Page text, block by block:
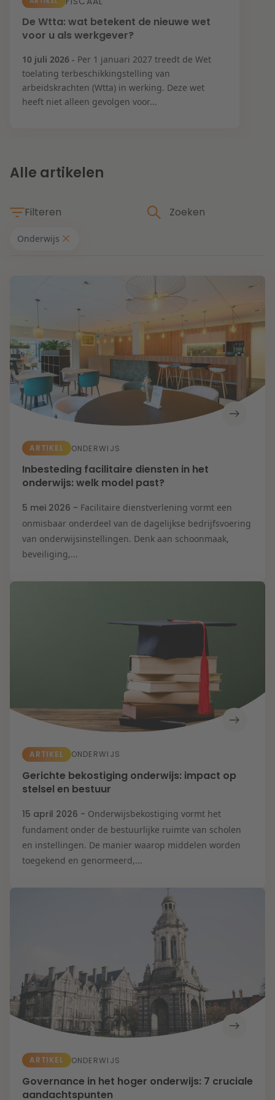
Herstructurering & Insolventie
Energie
Zorg & Sociaal domein
Overheid & Omgeving
Aanbesteding & Mededinging
Litigation
Onderwijs
Dichtbij de kansen en uitdagingen in de
woningbouw
Dichtbij de wendbare onderneming
Internationale partners
Nieuws
Nederlands
English
De Wtta: wat betekent de nieuwe wet
voor u als werkgever?
10 juli 2026 - Per 1 januari 2027 treedt de Wet
toelating terbeschikkingstelling van
arbeidskrachten (Wtta) in werking. Deze wet
heeft niet alleen gevolgen voor...
Alle artikelen
Filteren
Energietransitie
Kansen en uitdagingen in de woningbouw
Toekomstbestendige zorg
Wendbare onderneming
Expertises
Aanbesteding &
Mededinging
Aansprakelijkheid
& Verzekering
Arbeid & Pensioen
Banking & Finance
Corporate & M&A
De veerkrachtige
Energie
Fiscaal
Herstructurering &
Insolventie
IE & Innovatie
IT & Privacy
Litigation
Onderwijs
Overheid &
Omgeving
Vastgoed
Zorg & Sociaal
domein
Onderwijs
ARTIKEL ONDERWIJS
Inbesteding facilitaire diensten in het
onderwijs: welk model past?
5 mei 2026 - Facilitaire dienstverlening vormt een
onmisbaar onderdeel van de dagelijkse bedrijfsvoering
van onderwijsinstellingen. Denk aan schoonmaak,
beveiliging,...
ARTIKEL ONDERWIJS
Gerichte bekostiging onderwijs: impact op
stelsel en bestuur
15 april 2026 - Onderwijsbekostiging vormt het
fundament onder de bestuurlijke ruimte van scholen
en instellingen. De manier waarop middelen worden
toegekend en genormeerd,...
ARTIKEL ONDERWIJS
Governance in het hoger onderwijs: 7 cruciale
aandachtspunten